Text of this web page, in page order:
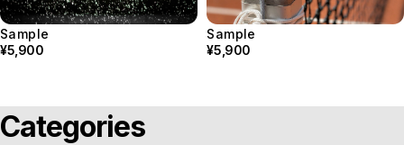
Sample
¥5,900
Sample
¥5,900
Categories